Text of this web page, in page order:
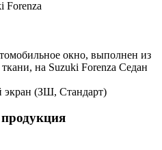
окно, выполнен из
на Suzuki Forenza Седан
(ЗШ, Стандарт)